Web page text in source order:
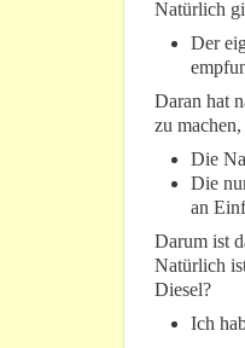
Natürlich
Der
Daran hat
zu
Die
Die
an
Darum ist
Natürlich
Diesel?
Ich